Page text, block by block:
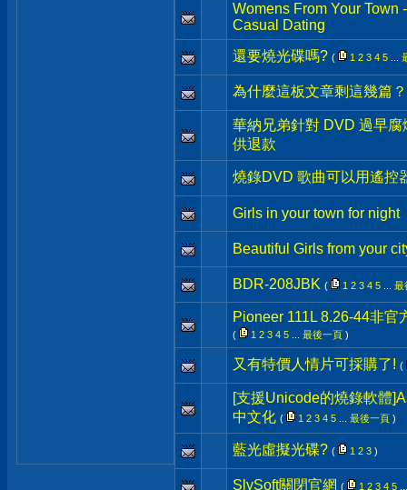
Womens From Your Town
Casual Dating
還要燒光碟嗎? ( 1 2 3 4 5
為什麼這板文章剩這幾篇？
華納兄弟針對 DVD 過早
供退款
燒錄DVD 歌曲可以用遙控
Girls in your town for night
Beautiful Girls from your
BDR-208JBK ( 1 2 3 4 5 最
Pioneer 111L 8.26-44非官
( 1 2 3 4 5 最後一頁 )
又有特價人情片可採購了! (
[支援Unicode的燒錄軟體
中文化 ( 1 2 3 4 5 最後一頁 )
藍光虛擬光碟? ( 1 2 3 )
SlySoft關閉官網 ( 1 2 3 4 5